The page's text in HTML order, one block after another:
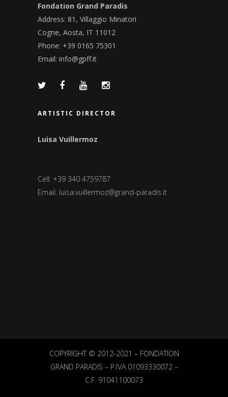
Fondation Grand Paradis
Address: 81, Villaggio Minatori
Cogne, Aosta, IT 11012
Phone: +39 0165 75301
Email: info@gpff.it
ARTISTIC DIRECTOR
Luisa Vuillermoz
Cell: +39 340 4759787
Email: luisa.vuillermoz@grand-paradis.it
COPYRIGHT © 2012-2021 – FONDATION
GRAND PARADIS – P.IVA 01093330072 –
C.F. 91041100073